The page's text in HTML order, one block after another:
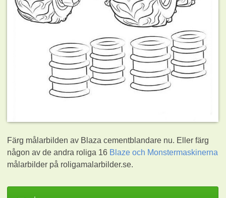
Färg målarbilden av Blaza cementblandare nu. Eller färg
någon av de andra roliga 16 Blaze och Monstermaskinerna
målarbilder på roligamalarbilder.se.